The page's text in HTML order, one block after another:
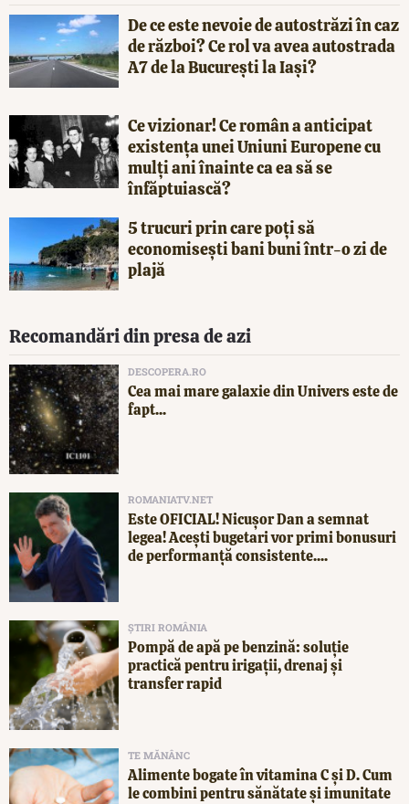
De ce este nevoie de autostrăzi în caz
de război? Ce rol va avea autostrada
A7 de la București la Iași?
Ce vizionar! Ce român a anticipat
existența unei Uniuni Europene cu
mulți ani înainte ca ea să se
înfăptuiască?
5 trucuri prin care poți să
economisești bani buni într-o zi de
plajă
Recomandări din presa de azi
DESCOPERA.RO
Cea mai mare galaxie din Univers este de
fapt...
ROMANIATV.NET
Este OFICIAL! Nicușor Dan a semnat
legea! Acești bugetari vor primi bonusuri
de performanță consistente....
ȘTIRI ROMÂNIA
Pompă de apă pe benzină: soluție
practică pentru irigații, drenaj și
transfer rapid
TE MĂNÂNC
Alimente bogate în vitamina C și D. Cum
le combini pentru sănătate și imunitate